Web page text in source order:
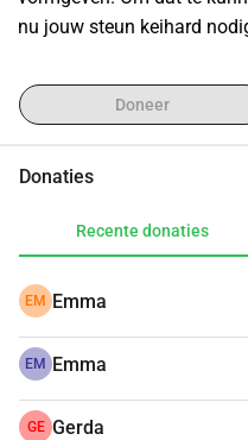
nu jouw steun keihard
Doneer
Donaties
Recente donaties
EM Emma
EM Emma
GE Gerda